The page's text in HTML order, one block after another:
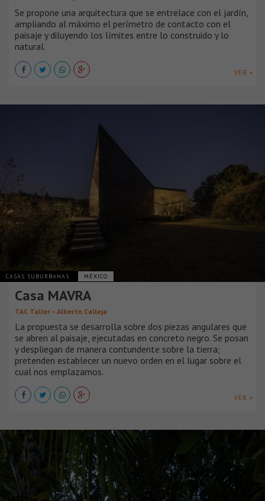
Se propone una arquitectura que se entrelace con el jardín,
ampliando al máximo el perímetro de contacto con el
paisaje y diluyendo los límites entre lo construido y lo
natural.
VER +
CASAS SUBURBANAS MÉXICO
Casa MAVRA
TAC Taller – Alberto Calleja
La propuesta se desarrolla sobre dos piezas angulares que
se abren al paisaje, ejecutadas en concreto negro. Se posan
y despliegan de manera contundente sobre la tierra;
pretenden establecer un nuevo orden en el lugar sobre el
cual nos emplazamos.
VER +